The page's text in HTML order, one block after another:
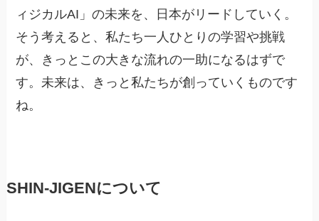
ィジカルAI」の未来を、日本がリードしていく。
そう考えると、私たち一人ひとりの学習や挑戦
が、きっとこの大きな流れの一助になるはずで
す。未来は、きっと私たちが創っていくものです
ね。
SHIN-JIGENについて